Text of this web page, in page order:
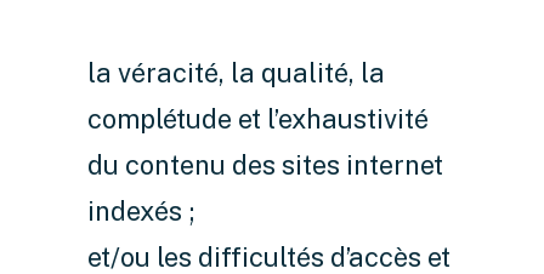
la véracité, la qualité, la
complétude et l’exhaustivité
du contenu des sites internet
indexés ;
et/ou les difficultés d’accès et